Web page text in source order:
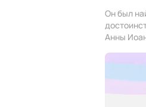
Он был
Анны